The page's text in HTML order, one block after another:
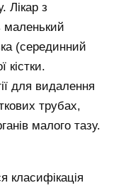
Лікар з
маленький
(серединний
кістки.
для видалення
трубах,
малого тазу.
класифікація